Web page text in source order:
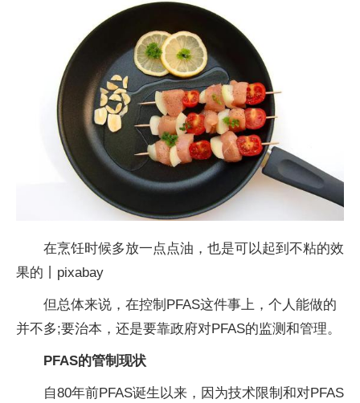
在烹饪时候多放一点点油，也是可以起到不粘的效
果的丨pixabay
但总体来说，在控制PFAS这件事上，个人能做的
并不多;要治本，还是要靠政府对PFAS的监测和管理。
PFAS的管制现状
自80年前PFAS诞生以来，因为技术限制和对PFAS